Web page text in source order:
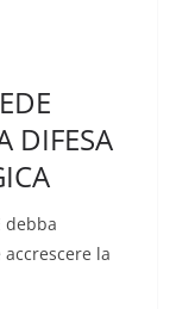
DIFESA
debba
la